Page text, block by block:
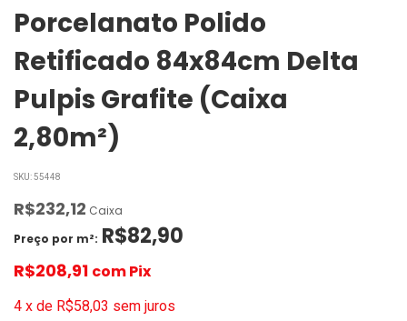
Porcelanato Polido
Retificado 84x84cm Delta
Pulpis Grafite (Caixa
2,80m²)
SKU:55448
R$232,12 Caixa
Preço por m²: R$82,90
R$208,91 comPix
4 x de R$58,03 sem juros